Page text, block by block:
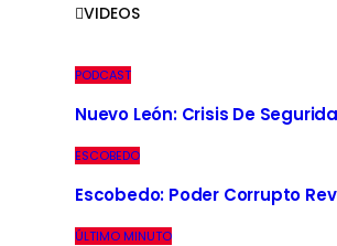
VIDEOS
PODCAST
Nuevo León: Crisis De
ESCOBEDO
Escobedo: Poder Corrupto
ÚLTIMO MINUTO